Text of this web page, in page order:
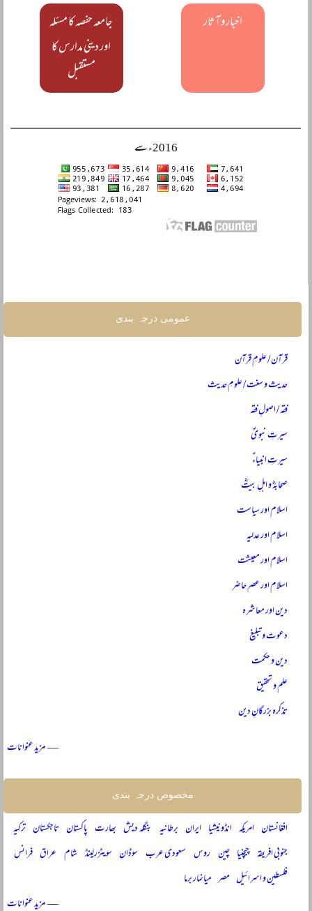
اخبار و آثار
جامعہ حفصہ کا مسئلہ
اور دینی مدارس کا
مستقبل
2016ء سے
عمومی درجہ بندی
قرآن / علومِ قرآن
حدیث و سنت / علومِ حدیث
فقہ / اصولِ فقہ
سیرتِ نبویؐ
سیرتِ انبیاءؑ
صحابہؓ و اہلِ بیتؓ
اسلام اور سیاست
اسلام اور عدلیہ
اسلام اور معیشت
اسلام اور عصرِ حاضر
دین اور معاشرہ
دعوت و تبلیغ
دین و حکمت
علم و تحقیق
تذکرہ بزرگانِ دین
— مزید عنوانات
مخصوص درجہ بندی
افغانستان امریکہ انڈونیشیا ایران برطانیہ بنگلہ دیش بھارت پاکستان تاجکستان ترکیہ
جنوبی افریقہ چیچنیا چین روس سعودی عرب سوڈان سویٹزرلینڈ شام عراق فرانس
فلسطین و اسرائیل مصر میانمار برما
— مزید عنوانات